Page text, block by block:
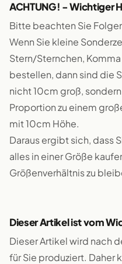
ACHTUNG! - Wichtiger
Bitte beachten Sie
Wenn Sie kleine
Stern/Sternchen,
bestellen, dann sind die
nicht 10cm groß,
Proportion zu einem
mit 10cm Höhe.
Daraus ergibt sich, dass
alles in einer Größe
Größenverhältnis zu
Dieser Artikel ist vom
Dieser Artikel wird nach
für Sie produziert. Daher